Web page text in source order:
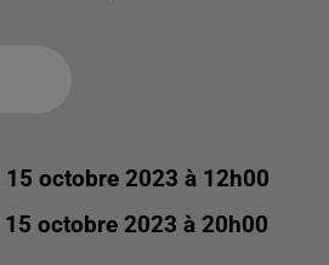
15 octobre 2023 à 12h00
15 octobre 2023 à 20h00